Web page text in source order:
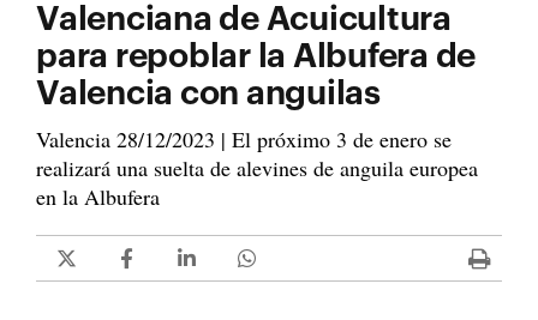
Valenciana de Acuicultura
para repoblar la Albufera de
Valencia con anguilas
Valencia 28/12/2023 | El próximo 3 de enero se
realizará una suelta de alevines de anguila europea
en la Albufera